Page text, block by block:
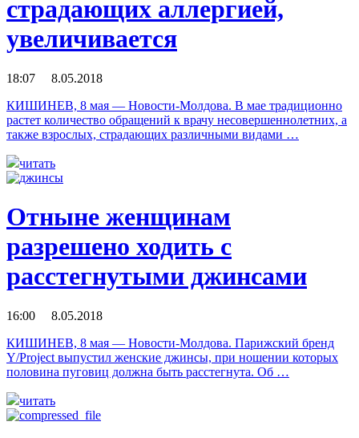
страдающих аллергией,
увеличивается
18:07 8.05.2018
КИШИНЕВ, 8 мая — Новости-Молдова. В мае традиционно
растет количество обращений к врачу несовершеннолетних, а
также взрослых, страдающих различными видами …
читать
Отныне женщинам
разрешено ходить с
расстегнутыми джинсами
16:00 8.05.2018
КИШИНЕВ, 8 мая — Новости-Молдова. Парижский бренд
Y/Project выпустил женские джинсы, при ношении которых
половина пуговиц должна быть расстегнута. Об …
читать